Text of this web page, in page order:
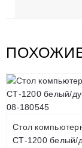
Стол
СТ-1200 белый/